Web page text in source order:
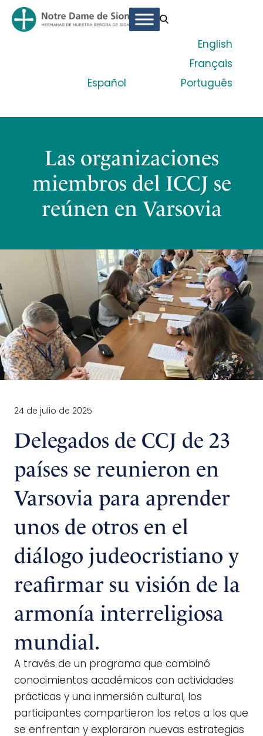
Español
English
Français
Português
Las organizaciones
miembros del ICCJ se
reúnen en Varsovia
24 de julio de 2025
Delegados de CCJ de 23
países se reunieron en
Varsovia para aprender
unos de otros en el
diálogo judeocristiano y
reafirmar su visión de la
armonía interreligiosa
mundial.
A través de un programa que combinó
conocimientos académicos con actividades
prácticas y una inmersión cultural, los
participantes compartieron los retos a los que
se enfrentan y exploraron nuevas estrategias